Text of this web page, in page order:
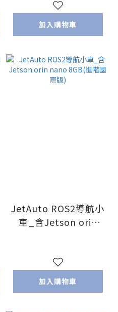
加入購物車
JetAuto ROS2導航小
車_含Jetson orin
加入購物車